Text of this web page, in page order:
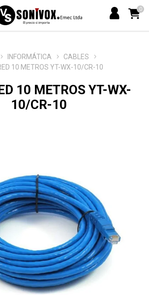
0
INFORMÁTICA
CABLES
10 METROS YT-WX-10/CR-10
10 METROS YT-WX-
10/CR-10